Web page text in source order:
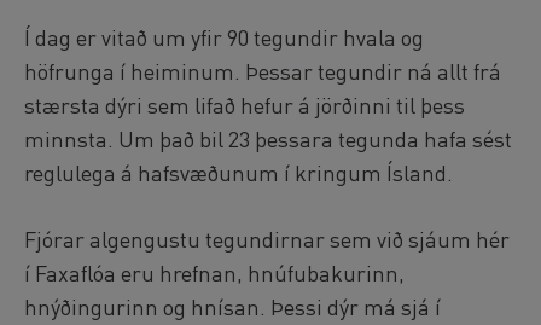
Reykjavík Premium Puffin Watching
Departure at16:00 - PENDING
Viðey Ferry from Skarfabakki
All departures - PENDING
Viðey Ferry from the Old Harbour
Reykjavík Sea Angling Gourmet
Departure at09:00 -PENDING
Reykjavík Sea Angling Gourmet
Departure at13:00 -PENDING
Í dag er vitað um yfir 90 tegundir hvala og
höfrunga í heiminum. Þessar tegundir ná allt frá
stærsta dýri sem lifað hefur á jörðinni til þess
minnsta. Um það bil 23 þessara tegunda hafa sést
reglulega á hafsvæðunum í kringum Ísland.
Fjórar algengustu tegundirnar sem við sjáum hér
í Faxaflóa eru hrefnan, hnúfubakurinn,
hnýðingurinn og hnísan. Þessi dýr má sjá í